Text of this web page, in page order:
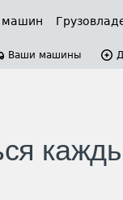
машин
Ваши машины